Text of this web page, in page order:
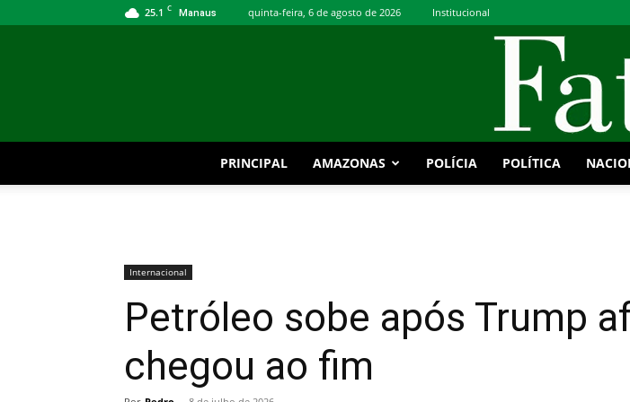
25.1 C Manaus quinta-feira, 6 de agosto de 2026 Institucional
PRINCIPAL AMAZONAS POLÍCIA POLÍTICA
Internacional
Petróleo sobe após Trump
chegou ao fim